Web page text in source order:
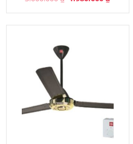
price price